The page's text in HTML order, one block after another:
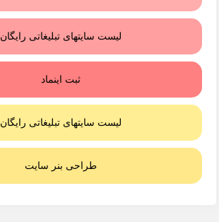
لیست سایتهای تبلیغاتی رایگان
ثبت اینماد
لیست سایتهای تبلیغاتی رایگان
طراحی بنر سایت